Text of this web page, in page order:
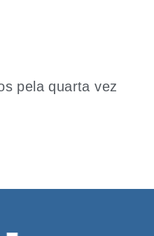
pela quarta vez